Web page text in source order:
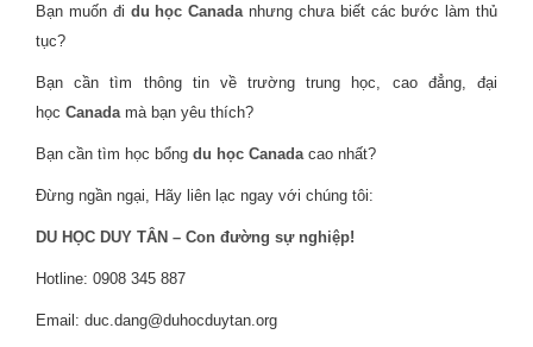
Bạn muốn đi du học Canada nhưng chưa biết các bước làm thủ
tục?
Bạn cần tìm thông tin về trường trung học, cao đẳng, đại
học Canada mà bạn yêu thích?
Bạn cần tìm học bổng du học Canada cao nhất?
Đừng ngần ngại, Hãy liên lạc ngay với chúng tôi:
DU HỌC DUY TÂN – Con đường sự nghiệp!
Hotline: 0908 345 887
Email: duc.dang@duhocduytan.org